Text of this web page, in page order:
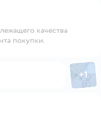
качества
покупки.
Фото
+1